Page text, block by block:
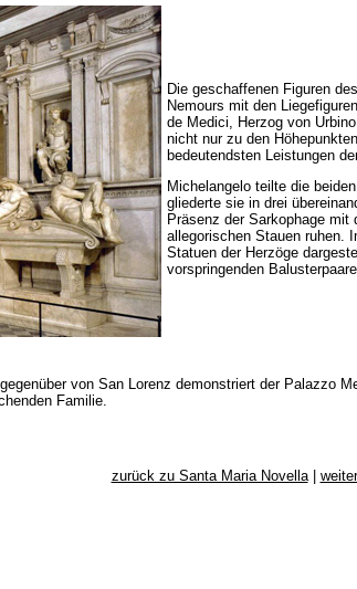
Die geschaffenen Figuren
Nemours mit den
de Medici, Herzog von
nicht nur zu den
bedeutendsten Leistungen
Michelangelo teilte die
gliederte sie in drei
Präsenz der Sarkophage mit
allegorischen Stauen ruhen.
Statuen der Herzöge
vorspringenden
von San Lorenz demonstriert der Palazzo
Familie.
zurück zu Santa Maria Novella|